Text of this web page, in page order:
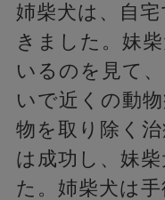
姉柴犬は、自
きました。妹
いるのを見て
いで近くの動
物を取り除く
は成功し、妹
た。姉柴犬は